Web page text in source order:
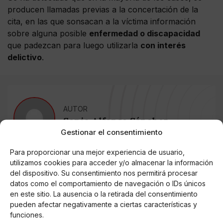
Gestionar el consentimiento
Para proporcionar una mejor experiencia de usuario,
utilizamos cookies para acceder y/o almacenar la información
del dispositivo. Su consentimiento nos permitirá procesar
datos como el comportamiento de navegación o IDs únicos
en este sitio. La ausencia o la retirada del consentimiento
pueden afectar negativamente a ciertas características y
funciones.
producen llamadas previas a la concertación de la
cita, en las que sonsacan a la víctima información
sobre alguna posible enfermedad o discapacidad
que padezcan para luego utilizarla con interés
delictivo.
AUTOR
Sonia Alfonso Sánchez
Noticias relacionadas
Online Casino
Mejores Cripto Casinos Online en
Colombia 2025: Bitcoin Casinos